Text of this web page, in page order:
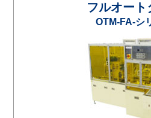
フルオート
OTM-FA-シ